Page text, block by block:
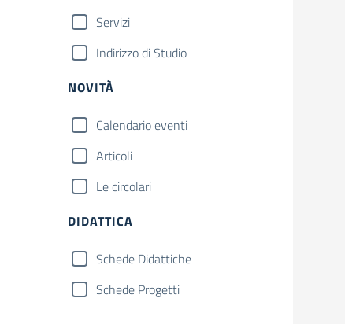
Servizi
Indirizzo di Studio
NOVITÀ
Calendario eventi
Articoli
Le circolari
DIDATTICA
Schede Didattiche
Schede Progetti